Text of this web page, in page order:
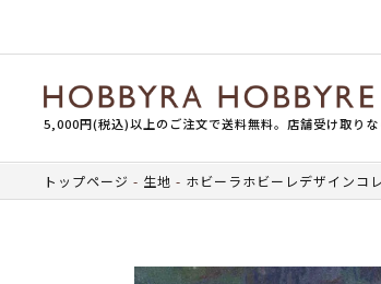
5,000円(税込)以上のご注文で送料無料。店舗受け取りな
トップページ 生地 ホビーラホビーレデザインコ